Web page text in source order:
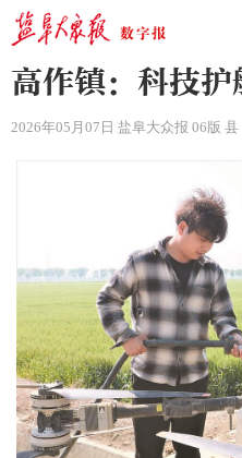
高作镇：科技护
2026年05月07日 盐阜大众报 06版 县